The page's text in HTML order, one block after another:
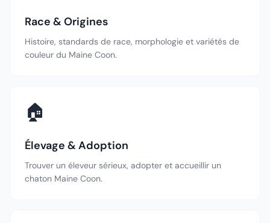
Race & Origines
Histoire, standards de race, morphologie et variétés de
couleur du Maine Coon.
🏠
Élevage & Adoption
Trouver un éleveur sérieux, adopter et accueillir un
chaton Maine Coon.